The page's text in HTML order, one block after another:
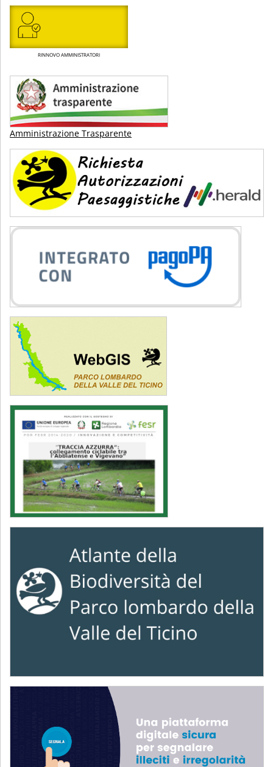
RINNOVO AMMINISTRATORI
Amministrazione Trasparente